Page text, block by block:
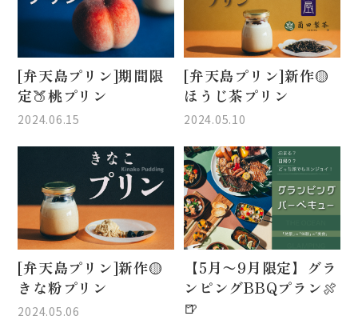
[弁天島プリン]期間限
定🍑桃プリン
2024.06.15
[弁天島プリン]新作🟡
ほうじ茶プリン
2024.05.10
[弁天島プリン]新作🟡
きな粉プリン
2024.05.06
【5月〜9月限定】グラ
ンピングBBQプラン🍖
🍺